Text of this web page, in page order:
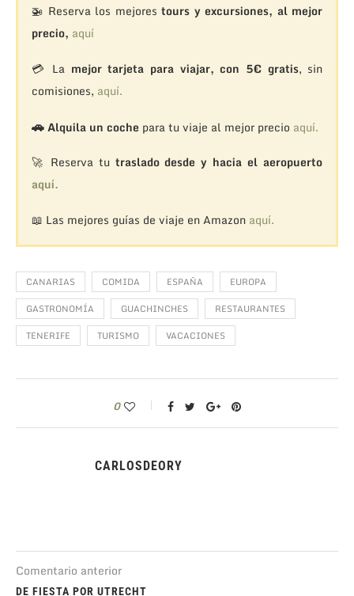
🚁 Reserva los mejorestours y excursiones, al mejor
precio, aquí
💳 La mejor tarjeta para viajar, con 5€ gratis, sin
comisiones, aquí.
🚗Alquila un coche para tu viaje al mejor precio aquí.
🚀 Reserva tu traslado desde y hacia el aeropuerto
aquí.
📖 Las mejores guías de viaje en Amazon aquí.
CANARIAS COMIDA ESPAÑA
EUROPA
GASTRONOMÍA
GUACHINCHES
RESTAURANTES
TENERIFE
TURISMO VACACIONES
0
CARLOSDEORY
Comentario anterior
DE FIESTA POR UTRECHT